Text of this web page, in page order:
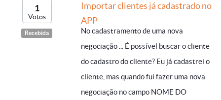
1
Votos
Recebida
Importar clientes já cadastrado no
APP
No cadastramento de uma nova
negociação ... É possível buscar o cliente
do cadastro do cliente? Eu já cadastrei o
cliente, mas quando fui fazer uma nova
negociação no campo NOME DO